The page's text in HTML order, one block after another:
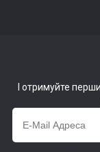
І отримуйте